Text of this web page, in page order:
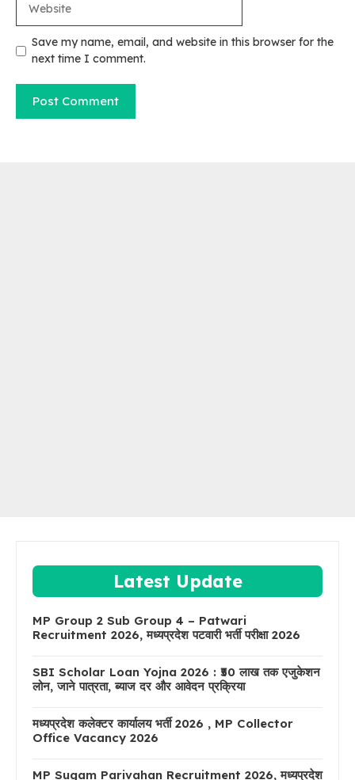
Save my name, email, and website in this browser for the
next time I comment.
Latest Update
MP Group 2 Sub Group 4 – Patwari
Recruitment 2026, मध्यप्रदेश पटवारी भर्ती परीक्षा 2026
SBI Scholar Loan Yojna 2026 : ₹50 लाख तक एजुकेशन
लोन, जाने पात्रता, ब्याज दर और आवेदन प्रक्रिया
मध्यप्रदेश कलेक्टर कार्यालय भर्ती 2026 , MP Collector
Office Vacancy 2026
MP Sugam Parivahan Recruitment 2026, मध्यप्रदेश